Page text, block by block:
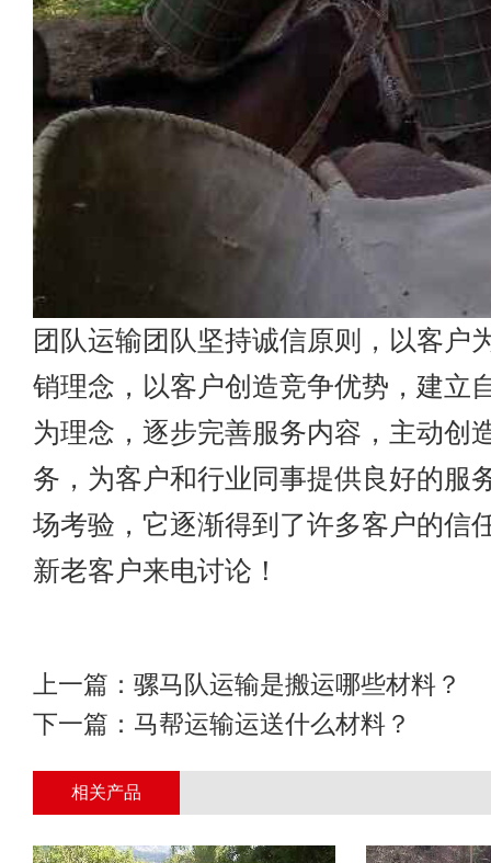
团队运输团队坚持诚信原则，以客户
销理念，以客户创造竞争优势，建立
为理念，逐步完善服务内容，主动创
务，为客户和行业同事提供良好的服
场考验，它逐渐得到了许多客户的信
新老客户来电讨论！
上一篇： 骡马队运输是搬运哪些材料？
下一篇： 马帮运输运送什么材料？
相关产品